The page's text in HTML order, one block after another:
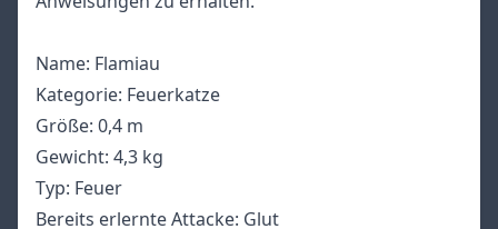
Name: Flamiau
Kategorie: Feuerkatze
Größe: 0,4 m
Gewicht: 4,3 kg
Typ: Feuer
Bereits erlernte Attacke: Glut